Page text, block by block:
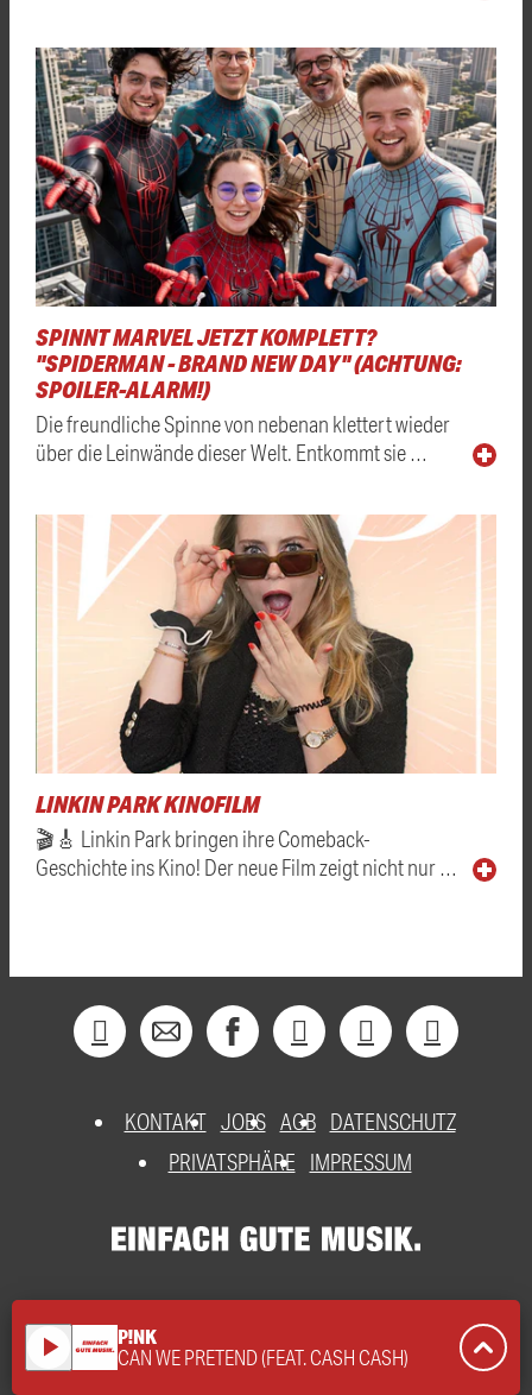
SPINNT MARVEL JETZT KOMPLETT?
"SPIDERMAN - BRAND NEW DAY" (ACHTUNG:
SPOILER-ALARM!)
Die freundliche Spinne von nebenan klettert wieder
über die Leinwände dieser Welt. Entkommt sie …
LINKIN PARK KINOFILM
🎬🎸 Linkin Park bringen ihre Comeback-
Geschichte ins Kino! Der neue Film zeigt nicht nur …
KONTAKT JOBS AGB DATENSCHUTZ
PRIVATSPHÄRE
IMPRESSUM
play_arrow P!NK
CAN WE PRETEND (FEAT. CASH CASH)